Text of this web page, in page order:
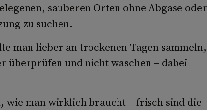
sauberen Orten ohne Abgase oder
zu suchen.
man lieber an trockenen Tagen sammeln,
überprüfen und nicht waschen – dabei
wie man wirklich braucht – frisch sind die